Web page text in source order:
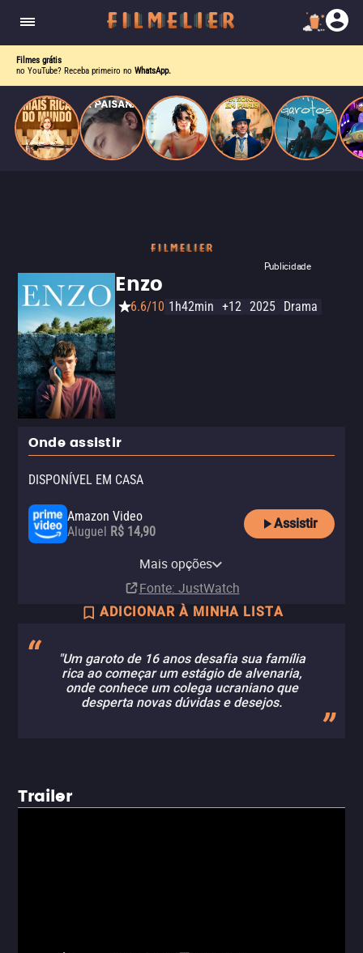
Filmes grátis
no YouTube? Receba primeiro no WhatsApp.
Publicidade
Enzo
6.6/10 1h42min +12 2025 Drama
Onde assistir
DISPONÍVEL EM CASA
Amazon Video
Aluguel R$ 14,90
Assistir
R$ 14,90
Mais opções
Fonte: JustWatch
ADICIONAR À MINHA LISTA
"Um garoto de 16 anos desafia sua família
rica ao começar um estágio de alvenaria,
onde conhece um colega ucraniano que
desperta novas dúvidas e desejos.
Trailer
do
Mundo